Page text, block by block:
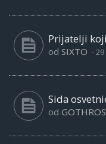
Prijatelji
od SIXTO -29
Sida
od